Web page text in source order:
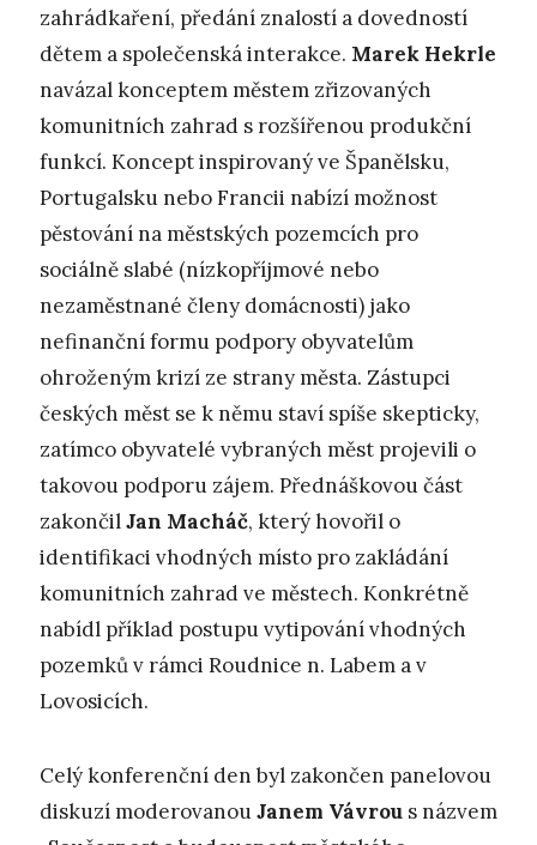
zahrádkaření, předání znalostí a dovedností
dětem a společenská interakce. Marek Hekrle
navázal konceptem městem zřizovaných
komunitních zahrad s rozšířenou produkční
funkcí. Koncept inspirovaný ve Španělsku,
Portugalsku nebo Francii nabízí možnost
pěstování na městských pozemcích pro
sociálně slabé (nízkopříjmové nebo
nezaměstnané členy domácnosti) jako
nefinanční formu podpory obyvatelům
ohroženým krizí ze strany města. Zástupci
českých měst se k němu staví spíše skepticky,
zatímco obyvatelé vybraných měst projevili o
takovou podporu zájem. Přednáškovou část
zakončilJan Macháč, který hovořil o
identifikaci vhodných místo pro zakládání
komunitních zahrad ve městech. Konkrétně
nabídl příklad postupu vytipování vhodných
pozemků v rámci Roudnice n. Labem a v
Lovosicích.
Celý konferenční den byl zakončen panelovou
diskuzí moderovanouJanem Vávrou s názvem